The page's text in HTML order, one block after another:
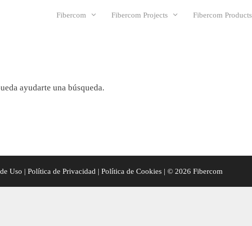
Fibercom Fibercom Projects Fibercom Products
ayudarte una búsqueda.
Uso | Política de Privacidad | Política de Cookies| © 2026 Fibercom